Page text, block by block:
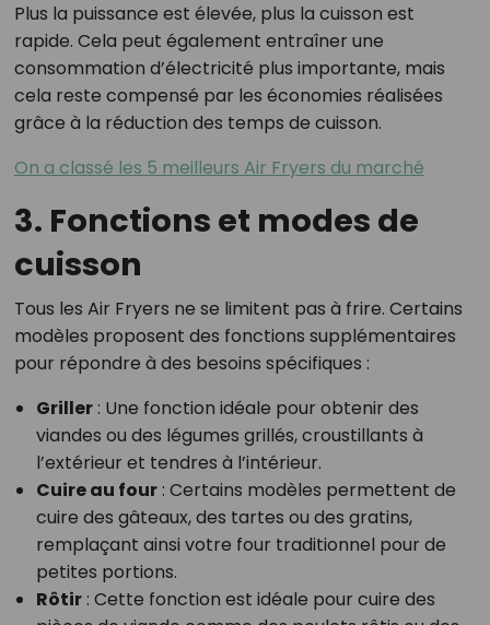
Plus la puissance est élevée, plus la cuisson est
rapide. Cela peut également entraîner une
consommation d’électricité plus importante, mais
cela reste compensé par les économies réalisées
grâce à la réduction des temps de cuisson.
On a classé les 5 meilleurs Air Fryers du marché
3. Fonctions et modes de
cuisson
Tous les Air Fryers ne se limitent pas à frire. Certains
modèles proposent des fonctions supplémentaires
pour répondre à des besoins spécifiques :
Griller: Une fonction idéale pour obtenir des
viandes ou des légumes grillés, croustillants à
l’extérieur et tendres à l’intérieur.
Cuire au four: Certains modèles permettent de
cuire des gâteaux, des tartes ou des gratins,
remplaçant ainsi votre four traditionnel pour de
petites portions.
Rôtir: Cette fonction est idéale pour cuire des